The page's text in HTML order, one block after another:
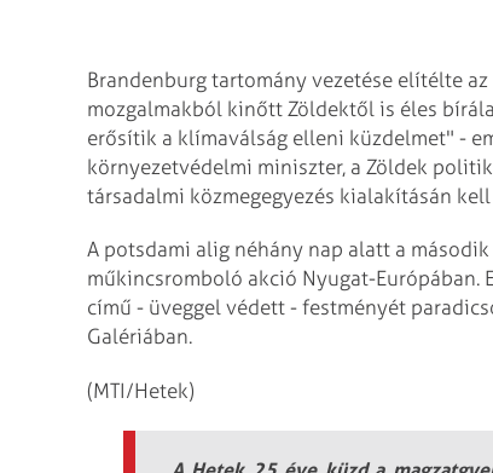
Brandenburg tartomány vezetése elítélte
mozgalmakból kinőtt Zöldektől is éles
erősítik a klímaválság elleni küzdelmet" -
környezetvédelmi miniszter, a Zöldek
társadalmi közmegegyezés kialakításán
A potsdami alig néhány nap alatt a
műkincsromboló akció Nyugat-Európában.
című - üveggel védett - festményét
Galériában.
(MTI/Hetek)